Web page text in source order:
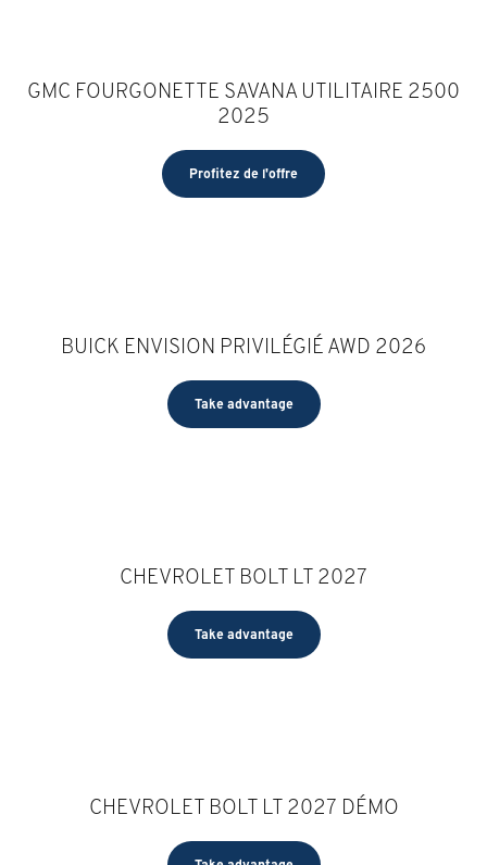
GMC FOURGONETTE SAVANA UTILITAIRE 2500
2025
Profitez de l'offre
BUICK ENVISION PRIVILÉGIÉ AWD 2026
Take advantage
CHEVROLET BOLT LT 2027
Take advantage
CHEVROLET BOLT LT 2027 DÉMO